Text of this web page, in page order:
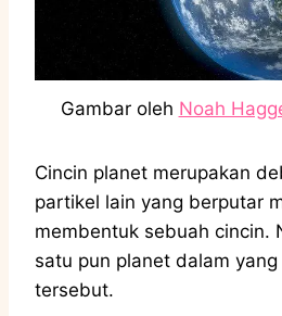
Gambar oleh Noah
Cincin planet merupakan
partikel lain yang berputar
membentuk sebuah cincin.
satu pun planet dalam
tersebut.